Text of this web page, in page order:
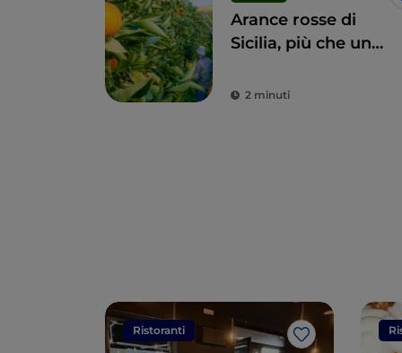
Arance rosse di
Sicilia, più che un
2 minuti
Ristoranti
Like